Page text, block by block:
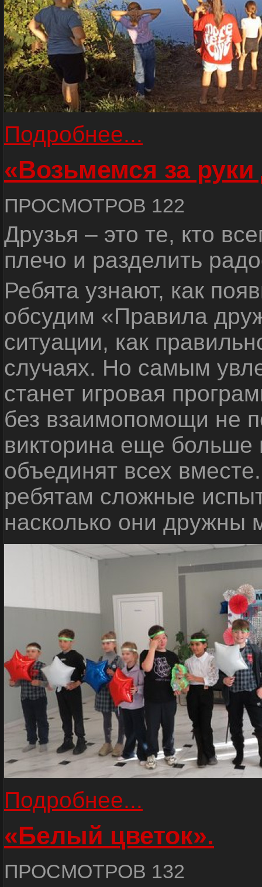
Подробнее...
«Возьмемся за руки
ПРОСМОТРОВ 122
Друзья – это те, кто
плечо и разделить
Ребята узнают, как
обсудим «Правила
ситуации, как
случаях. Но самым
станет игровая
без взаимопомощи не
викторина еще
объединят всех
ребятам сложные
насколько они дружны
Подробнее...
«Белый цветок».
ПРОСМОТРОВ 132